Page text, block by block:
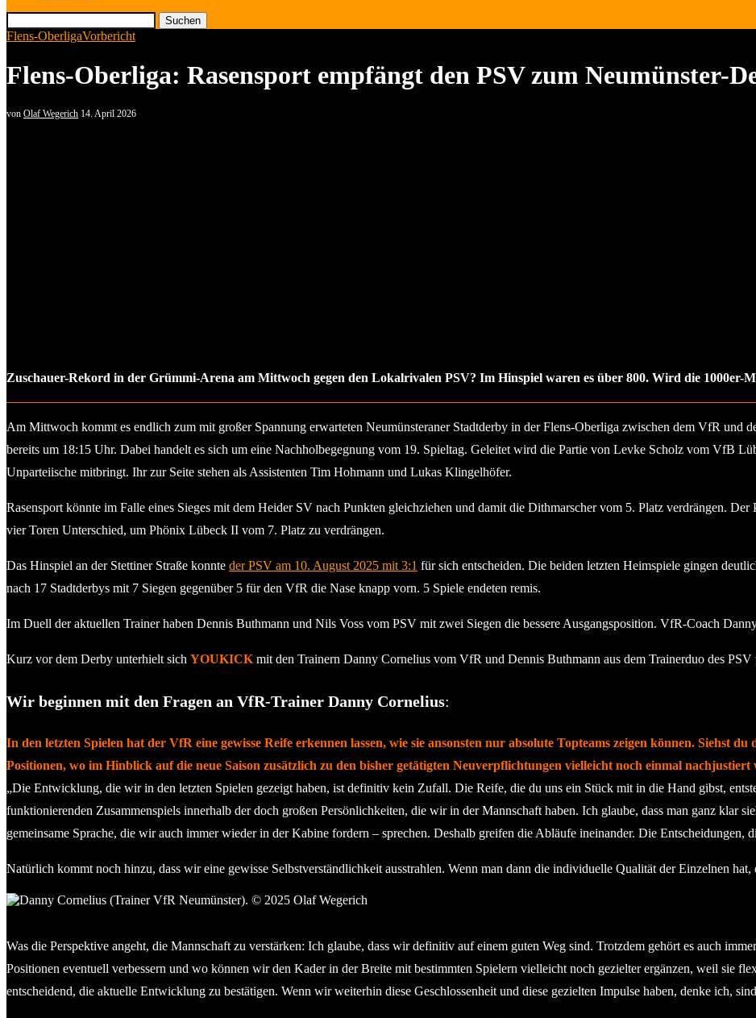
Suchen
Flens-OberligaVorbericht
Flens-Oberliga: Rasensport empfängt den PSV zum Neumünster-
von Olaf Wegerich 14. April 2026
Zuschauer-Rekord in der Grümmi-Arena am Mittwoch gegen den Lokalrivalen PSV? Im Hinspiel waren es über 800. Wird die 1000er-
Am Mittwoch kommt es endlich zum mit großer Spannung erwarteten Neumünsteraner Stadtderby in der Flens-Oberliga zwischen dem VfR und
bereits um 18:15 Uhr. Dabei handelt es sich um eine Nachholbegegnung vom 19. Spieltag. Geleitet wird die Partie von Levke Scholz vom VfB
Unparteiische mitbringt. Ihr zur Seite stehen als Assistenten Tim Hohmann und Lukas Klingelhöfer.
Rasensport könnte im Falle eines Sieges mit dem Heider SV nach Punkten gleichziehen und damit die Dithmarscher vom 5. Platz verdrängen.
vier Toren Unterschied, um Phönix Lübeck II vom 7. Platz zu verdrängen.
Das Hinspiel an der Stettiner Straße konnte der PSV am 10. August 2025 mit 3:1 für sich entscheiden. Die beiden letzten Heimspiele gingen
nach 17 Stadtderbys mit 7 Siegen gegenüber 5 für den VfR die Nase knapp vorn. 5 Spiele endeten remis.
Im Duell der aktuellen Trainer haben Dennis Buthmann und Nils Voss vom PSV mit zwei Siegen die bessere Ausgangsposition. VfR-Coach
Kurz vor dem Derby unterhielt sich YOUKICK mit den Trainern Danny Cornelius vom VfR und Dennis Buthmann aus dem Trainerduo des
Wir beginnen mit den Fragen an VfR-Trainer Danny Cornelius:
In den letzten Spielen hat der VfR eine gewisse Reife erkennen lassen, wie sie ansonsten nur absolute Topteams zeigen können. Siehst
Positionen, wo im Hinblick auf die neue Saison zusätzlich zu den bisher getätigten Neuverpflichtungen vielleicht noch einmal nachjustiert
„Die Entwicklung, die wir in den letzten Spielen gezeigt haben, ist definitiv kein Zufall. Die Reife, die du uns ein Stück mit in die Hand gibst,
funktionierenden Zusammenspiels innerhalb der doch großen Persönlichkeiten, die wir in der Mannschaft haben. Ich glaube, dass man ganz klar
gemeinsame Sprache, die wir auch immer wieder in der Kabine fordern – sprechen. Deshalb greifen die Abläufe ineinander. Die Entscheidungen,
Natürlich kommt noch hinzu, dass wir eine gewisse Selbstverständlichkeit ausstrahlen. Wenn man dann die individuelle Qualität der Einzelnen
Was die Perspektive angeht, die Mannschaft zu verstärken: Ich glaube, dass wir definitiv auf einem guten Weg sind. Trotzdem gehört es auch
Positionen eventuell verbessern und wo können wir den Kader in der Breite mit bestimmten Spielern vielleicht noch gezielter ergänzen, weil sie
entscheidend, die aktuelle Entwicklung zu bestätigen. Wenn wir weiterhin diese Geschlossenheit und diese gezielten Impulse haben, denke ich,